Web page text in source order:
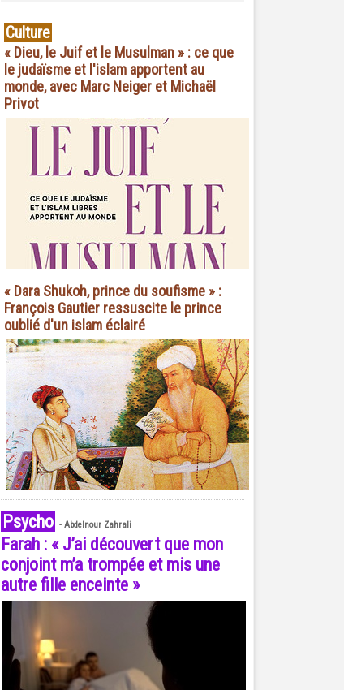
Culture
« Dieu, le Juif et le Musulman » : ce que
le judaïsme et l'islam apportent au
monde, avec Marc Neiger et Michaël
Privot
« Dara Shukoh, prince du soufisme » :
François Gautier ressuscite le prince
oublié d'un islam éclairé
Psycho - Abdelnour Zahrali
Farah : « J’ai découvert que mon
conjoint m’a trompée et mis une
autre fille enceinte »